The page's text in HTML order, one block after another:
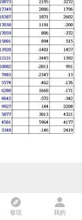
發現 我的